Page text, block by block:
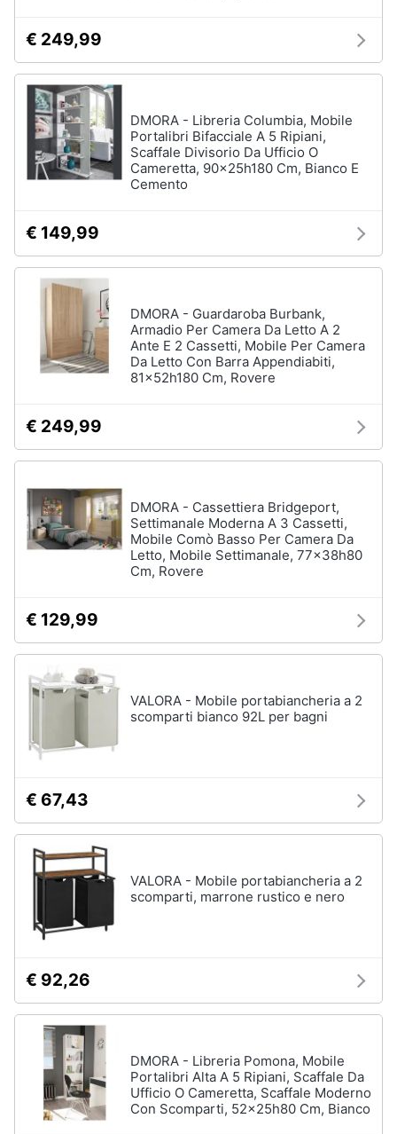
Brico
e
Giardinaggio
igiene
Beauty
Giocattoli
Prima
Fotografia
Casalinghi
Abbigliamento
Animali
Motori
Festività
e
ricorrenze
Promozioni
Assistenza
clienti
Camera
letto
Sveglia
Comodini
Letto
Cameretta
dondolo
Fasciatoio
castello
Peluche
Studio
ufficio
Scrivania
Scrivania
ufficio
Vedi
tutti
Mobili
bagno
Box
doccia
Vasca
bagno
Piatto
doccia
€ 249,99
DMORA - Libreria Columbia, Mobile
Portalibri Bifacciale A 5 Ripiani,
Scaffale Divisorio Da Ufficio O
Cameretta, 90x25h180 Cm, Bianco E
Cemento
€ 149,99
DMORA - Guardaroba Burbank,
Armadio Per Camera Da Letto A 2
Ante E 2 Cassetti, Mobile Per Camera
Da Letto Con Barra Appendiabiti,
81x52h180 Cm, Rovere
€ 249,99
DMORA - Cassettiera Bridgeport,
Settimanale Moderna A 3 Cassetti,
Mobile Comò Basso Per Camera Da
Letto, Mobile Settimanale, 77x38h80
Cm, Rovere
€ 129,99
VALORA - Mobile portabiancheria a 2
scomparti bianco 92L per bagni
€ 67,43
VALORA - Mobile portabiancheria a 2
scomparti, marrone rustico e nero
€ 92,26
DMORA - Libreria Pomona, Mobile
Portalibri Alta A 5 Ripiani, Scaffale Da
Ufficio O Cameretta, Scaffale Moderno
Con Scomparti, 52x25h80 Cm, Bianco